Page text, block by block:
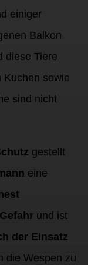
einiger
Balkon
diese Tiere
Kuchen sowie
sind nicht
gestellt
eine
und ist
der Einsatz
die Wespen zu